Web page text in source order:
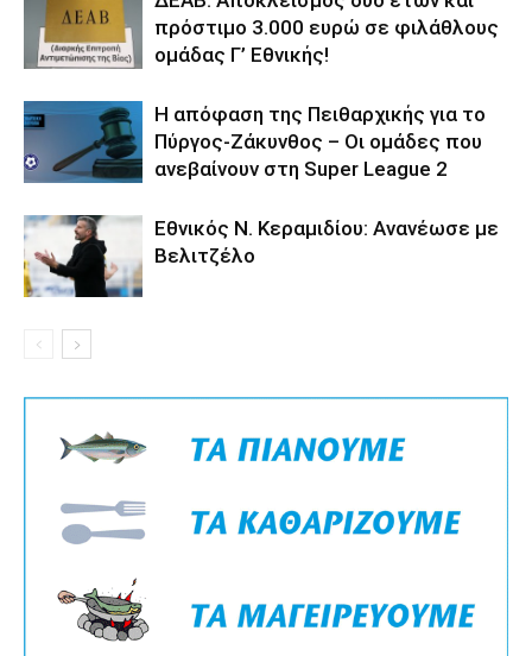
πρόστιμο 3.000 ευρώ σε φιλάθλους
ομάδας Γ’ Εθνικής!
Η απόφαση της Πειθαρχικής για το
Πύργος-Ζάκυνθος – Οι ομάδες που
ανεβαίνουν στη Super League 2
Εθνικός Ν. Κεραμιδίου: Ανανέωσε με
Βελιτζέλο